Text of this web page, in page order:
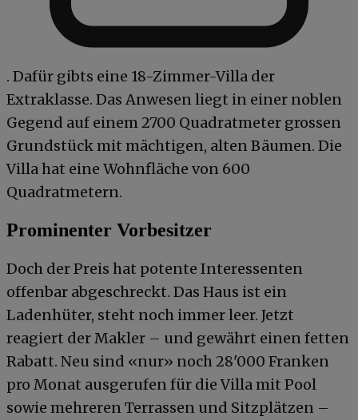
. Dafür gibts eine 18-Zimmer-Villa der
Extraklasse. Das Anwesen liegt in einer noblen
Gegend auf einem 2700 Quadratmeter grossen
Grundstück mit mächtigen, alten Bäumen. Die
Villa hat eine Wohnfläche von 600
Quadratmetern.
Prominenter Vorbesitzer
Doch der Preis hat potente Interessenten
offenbar abgeschreckt. Das Haus ist ein
Ladenhüter, steht noch immer leer. Jetzt
reagiert der Makler – und gewährt einen fetten
Rabatt. Neu sind «nur» noch 28'000 Franken
pro Monat ausgerufen für die Villa mit Pool
sowie mehreren Terrassen und Sitzplätzen –